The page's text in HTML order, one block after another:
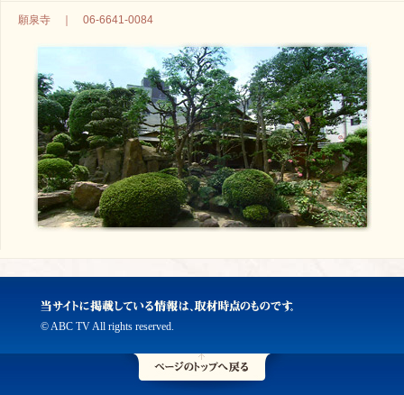
願泉寺 ｜ 06-6641-0084
© ABC TV All rights reserved.